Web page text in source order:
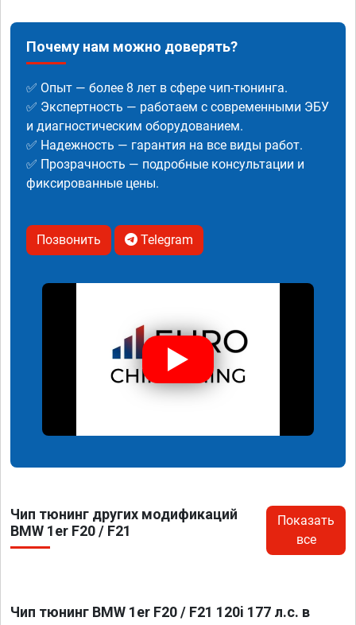
Почему нам можно доверять?
✅ Опыт — более 8 лет в сфере чип-тюнинга.
✅ Экспертность — работаем с современными ЭБУ
и диагностическим оборудованием.
✅ Надежность — гарантия на все виды работ.
✅ Прозрачность — подробные консультации и
фиксированные цены.
Позвонить Telegram
Чип тюнинг других модификаций
BMW 1er F20 / F21
Показать
все
Чип тюнинг BMW 1er F20 / F21 120i 177 л.с. в